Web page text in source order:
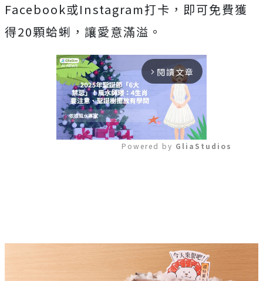
Facebook或Instagram打卡，即可免費獲
得20顆蛤蜊，讓愛意滿溢。
arrow_forward_ios 閱讀文章
Powered by GliaStudios